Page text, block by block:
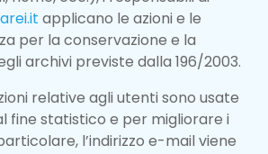
applicano le azioni e le
per la conservazione e la
archivi previste dalla 196/2003.
relative agli utenti sono usate
fine statistico e per migliorare i
l’indirizzo e-mail viene